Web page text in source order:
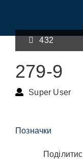
432
279-9
Super User
Позначки